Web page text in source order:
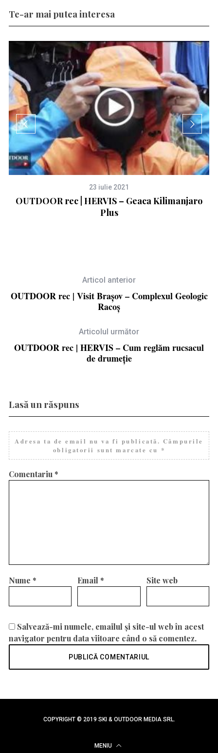
Te-ar mai putea interesa
23 iulie 2021
OUTDOOR rec | HERVIS – Geaca Kilimanjaro
Plus
Articol anterior
OUTDOOR rec | Visit Brașov – Complexul Geologic
Racoș
Articolul următor
OUTDOOR rec | HERVIS – Cum reglăm rucsacul
de drumeție
Lasă un răspuns
Adresa ta de email nu va fi publicată. Câmpurile
obligatorii sunt marcate cu *
Comentariu *
Nume * Email * Site web
Salvează-mi numele, emailul și site-ul web în acest
navigator pentru data viitoare când o să comentez.
COPYRIGHT © 2019 SKI & OUTDOOR MEDIA SRL.
MENIU